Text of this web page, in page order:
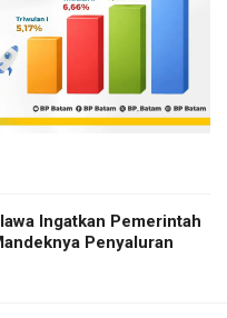
Ingatkan Pemerintah
Penyaluran